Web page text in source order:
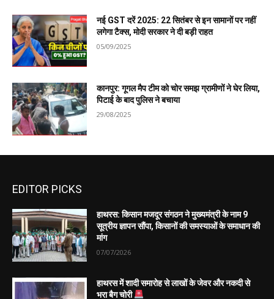
नई GST दरें 2025: 22 सितंबर से इन सामानों पर नहीं
लगेगा टैक्स, मोदी सरकार ने दी बड़ी राहत
05/09/2025
कानपुर: गूगल मैप टीम को चोर समझ ग्रामीणों ने घेर लिया,
पिटाई के बाद पुलिस ने बचाया
29/08/2025
EDITOR PICKS
हाथरस: किसान मजदूर संगठन ने मुख्यमंत्री के नाम 9
सूत्रीय ज्ञापन सौंपा, किसानों की समस्याओं के समाधान की
मांग
07/07/2026
हाथरस में शादी समारोह से लाखों के जेवर और नकदी से
भरा बैग चोरी